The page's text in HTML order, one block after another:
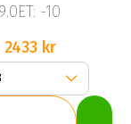
-10
2433 kr